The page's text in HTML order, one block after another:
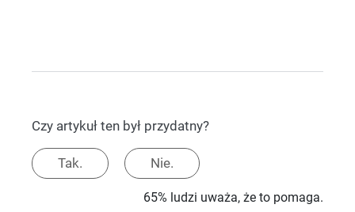
Czy artykuł ten był przydatny?
Tak. Nie.
65% ludzi uważa, że to pomaga.